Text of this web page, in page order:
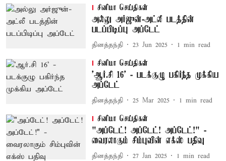
சினிமா செய்திகள்
அல்லு அர்ஜுன்-அட்லீ படத்தின்
படப்பிடிப்பு அப்டேட்
தினத்தந்தி 23 Jun 2025 1 min read
சினிமா செய்திகள்
'ஆர்.சி 16' - படக்குழு பகிர்ந்த முக்கிய
அப்டேட்
தினத்தந்தி 25 Mar 2025 1 min read
சினிமா செய்திகள்
"அப்டேட்! அப்டேட்! அப்டேட்!" -
வைரலாகும் சிம்புவின் எக்ஸ் பதிவு
தினத்தந்தி 27 Jan 2025 1 min read